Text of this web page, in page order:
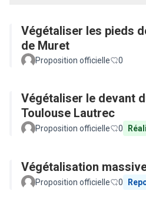
Végétaliser les pieds
de Muret
Proposition officielle 0
Végétaliser le devant
Toulouse Lautrec
Proposition officielle 0
Végétalisation
Proposition officielle 0